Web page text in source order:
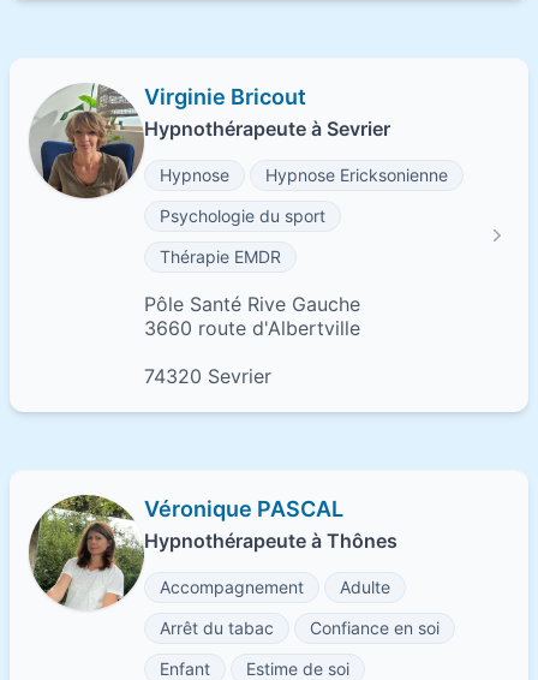
Virginie Bricout
Hypnothérapeute à Sevrier
Hypnose
Hypnose Ericksonienne
Psychologie du sport
Thérapie EMDR
Pôle Santé Rive Gauche
3660 route d'Albertville
74320 Sevrier
Véronique PASCAL
Hypnothérapeute à Thônes
Accompagnement
Adulte
Arrêt du tabac
Confiance en soi
Enfant
Estime de soi